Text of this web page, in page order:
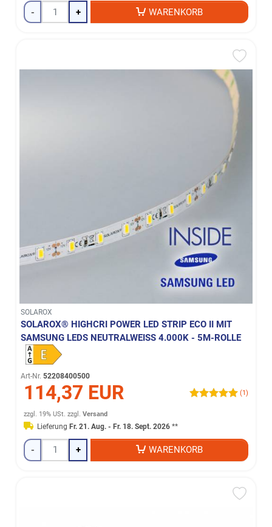
- + WARENKORB
SOLAROX
SOLAROX® HIGHCRI POWER LED STRIP ECO II MIT
SAMSUNG LEDS NEUTRALWEISS 4.000K - 5M-ROLLE
Art-Nr. 52208400500
114,37 EUR (1)
zzgl. 19% USt. zzgl.Versand
Lieferung Fr. 21. Aug. - Fr. 18. Sept. 2026 **
- + WARENKORB